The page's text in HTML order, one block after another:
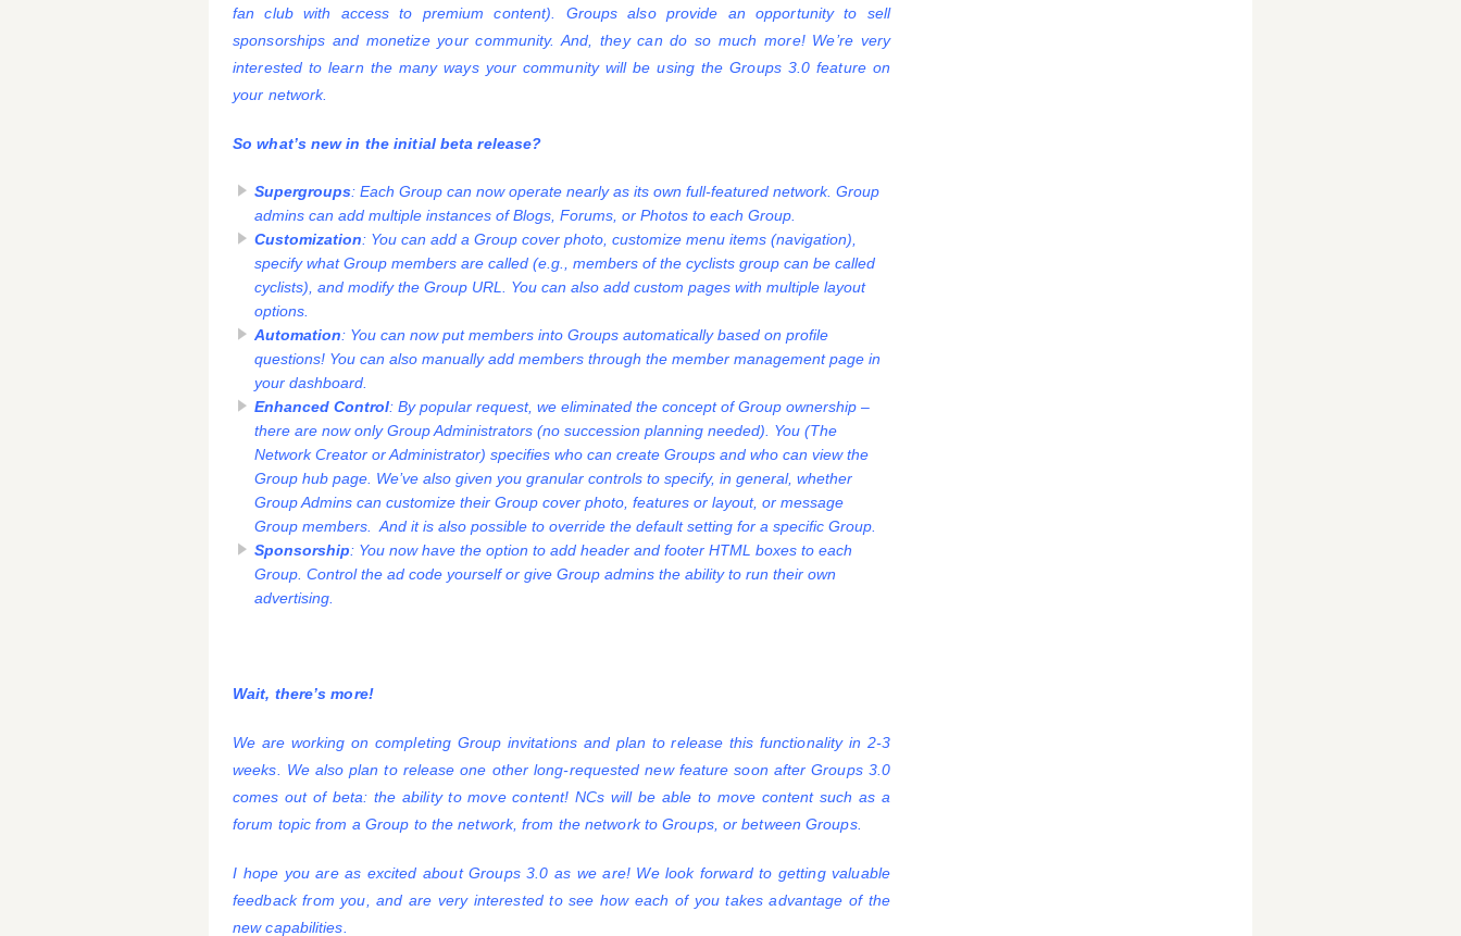
fan club with access to premium content). Groups also provide an opportunity to sell
sponsorships and monetize your community. And, they can do so much more! We’re very
interested to learn the many ways your community will be using the Groups 3.0 feature on
your network.
So what’s new in the initial beta release?
Supergroups: Each Group can now operate nearly as its own full-featured network. Group
admins can add multiple instances of Blogs, Forums, or Photos to each Group.
Customization: You can add a Group cover photo, customize menu items (navigation),
specify what Group members are called (e.g., members of the cyclists group can be called
cyclists), and modify the Group URL. You can also add custom pages with multiple layout
options.
Automation: You can now put members into Groups automatically based on profile
questions! You can also manually add members through the member management page in
your dashboard.
Enhanced Control: By popular request, we eliminated the concept of Group ownership –
there are now only Group Administrators (no succession planning needed). You (The
Network Creator or Administrator) specifies who can create Groups and who can view the
Group hub page. We’ve also given you granular controls to specify, in general, whether
Group Admins can customize their Group cover photo, features or layout, or message
Group members. And it is also possible to override the default setting for a specific Group.
Sponsorship: You now have the option to add header and footer HTML boxes to each
Group. Control the ad code yourself or give Group admins the ability to run their own
advertising.
Wait, there’s more!
We are working on completing Group invitations and plan to release this functionality in 2-3
weeks. We also plan to release one other long-requested new feature soon after Groups 3.0
comes out of beta: the ability to move content! NCs will be able to move content such as a
forum topic from a Group to the network, from the network to Groups, or between Groups.
I hope you are as excited about Groups 3.0 as we are! We look forward to getting valuable
feedback from you, and are very interested to see how each of you takes advantage of the
new capabilities.